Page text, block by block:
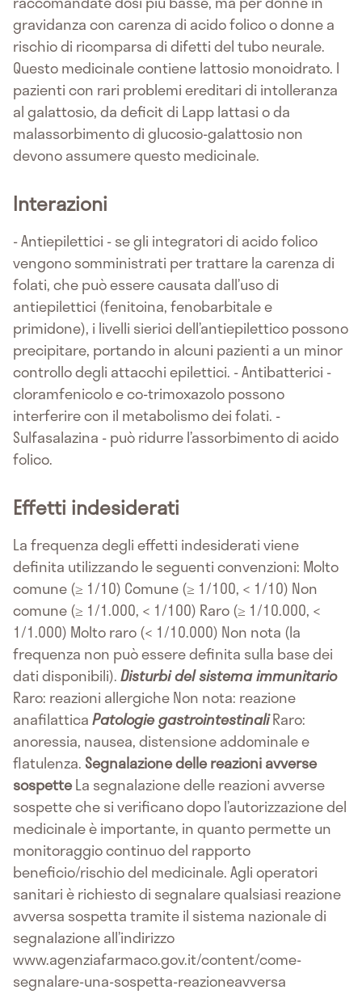
gravidanza con carenza di acido folico o donne a
rischio di ricomparsa di difetti del tubo neurale.
Questo medicinale contiene lattosio monoidrato. I
pazienti con rari problemi ereditari di intolleranza
al galattosio, da deficit di Lapp lattasi o da
malassorbimento di glucosio-galattosio non
devono assumere questo medicinale.
Interazioni
- Antiepilettici - se gli integratori di acido folico
vengono somministrati per trattare la carenza di
folati, che può essere causata dall’uso di
antiepilettici (fenitoina, fenobarbitale e
primidone), i livelli sierici dell’antiepilettico possono
precipitare, portando in alcuni pazienti a un minor
controllo degli attacchi epilettici. - Antibatterici -
cloramfenicolo e co-trimoxazolo possono
interferire con il metabolismo dei folati. -
Sulfasalazina - può ridurre l’assorbimento di acido
folico.
Effetti indesiderati
La frequenza degli effetti indesiderati viene
definita utilizzando le seguenti convenzioni: Molto
comune (≥ 1/10) Comune (≥ 1/100, < 1/10) Non
comune (≥ 1/1.000, < 1/100) Raro (≥ 1/10.000, <
1/1.000) Molto raro (< 1/10.000) Non nota (la
frequenza non può essere definita sulla base dei
dati disponibili).Disturbi del sistema immunitario
Raro: reazioni allergiche Non nota: reazione
anafilatticaPatologie gastrointestinaliRaro:
anoressia, nausea, distensione addominale e
flatulenza. Segnalazione delle reazioni avverse
sospetteLa segnalazione delle reazioni avverse
sospette che si verificano dopo l’autorizzazione del
medicinale è importante, in quanto permette un
monitoraggio continuo del rapporto
beneficio/rischio del medicinale. Agli operatori
sanitari è richiesto di segnalare qualsiasi reazione
avversa sospetta tramite il sistema nazionale di
segnalazione all’indirizzo
www.agenziafarmaco.gov.it/content/come-
segnalare-una-sospetta-reazioneavversa